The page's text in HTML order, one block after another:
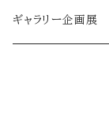
soe farm
ギャラリー企画展